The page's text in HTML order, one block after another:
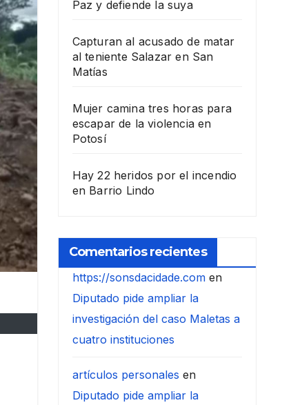
Paz y defiende la suya
Capturan al acusado de matar
al teniente Salazar en San
Matías
Mujer camina tres horas para
escapar de la violencia en
Potosí
Hay 22 heridos por el incendio
en Barrio Lindo
Comentarios recientes
https://sonsdacidade.comen
Diputado pide ampliar la
investigación del caso Maletas a
cuatro instituciones
artículos personales en
Diputado pide ampliar la